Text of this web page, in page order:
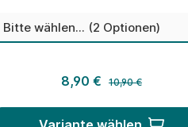
Nikotinstärke
Verkaufspreis:
8,90 € Regulärer Preis:
10,90 €